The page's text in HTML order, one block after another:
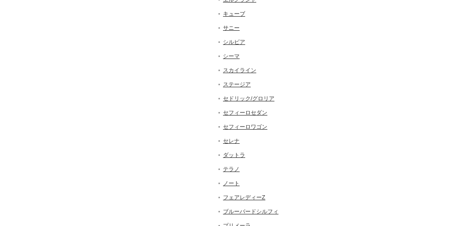
キューブ
サニー
シルビア
シーマ
スカイライン
ステージア
セドリック/グロリア
セフィーロセダン
セフィーロワゴン
セレナ
ダットラ
テラノ
ノート
フェアレディーZ
ブルーバードシルフィ